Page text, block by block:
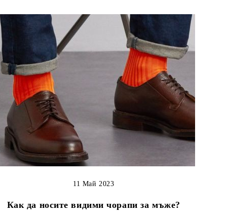
Как да носите видими чорапи за мъже?
11 Май 2023